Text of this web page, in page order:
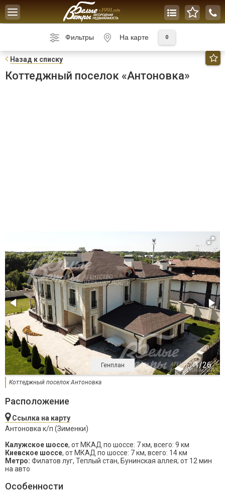
Toggle
navigation
Фильтры На карте
Назад к списку
Коттеджный поселок «Антоновка»
Генплан
Коттеджный поселок Антоновка
Расположение
Ссылка на карту
Антоновка к/п (Зименки)
Калужское шоссе, от МКАД по шоссе: 7 км, всего: 9 км
Киевское шоссе, от МКАД по шоссе: 7 км, всего: 14 км
Метро: Филатов луг, Теплый стан, Бунинская аллея; от 12 мин
на авто
Особенности